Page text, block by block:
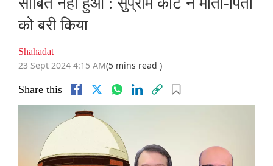
साबित नहीं हुआ : सुप्रीम कोर्ट ने माता-पिता
को बरी किया
Shahadat
23 Sept 2024 4:15 AM(5 mins read )
Share this